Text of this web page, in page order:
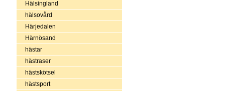
Hälsingland
hälsovård
Härjedalen
Härnösand
hästar
hästraser
hästskötsel
hästsport